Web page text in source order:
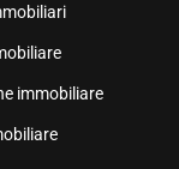
immobiliare